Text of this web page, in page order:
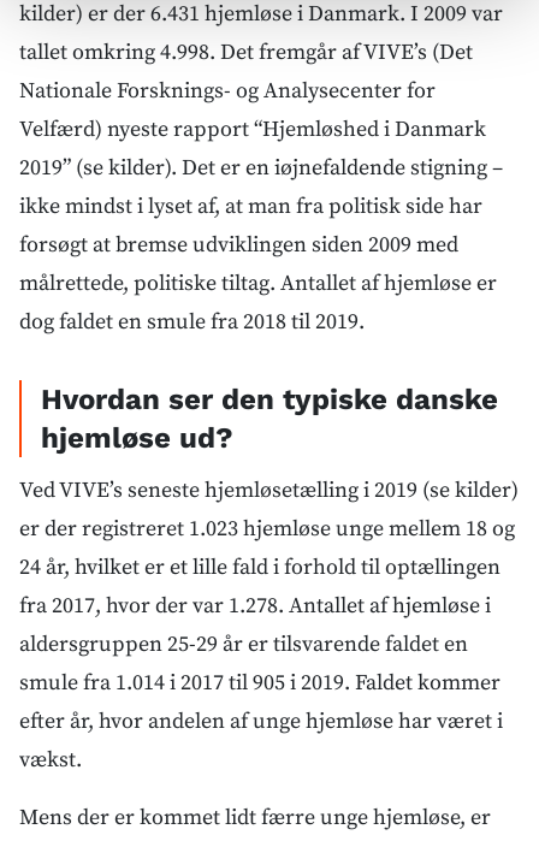
kilder) er der 6.431 hjemløse i Danmark. I 2009 var
tallet omkring 4.998. Det fremgår af VIVE’s (Det
Nationale Forsknings- og Analysecenter for
Velfærd) nyeste rapport “Hjemløshed i Danmark
2019” (se kilder). Det er en iøjnefaldende stigning –
ikke mindst i lyset af, at man fra politisk side har
forsøgt at bremse udviklingen siden 2009 med
målrettede, politiske tiltag. Antallet af hjemløse er
dog faldet en smule fra 2018 til 2019.
Hvordan ser den typiske danske
hjemløse ud?
Ved VIVE’s seneste hjemløsetælling i 2019 (se kilder)
er der registreret 1.023 hjemløse unge mellem 18 og
24 år, hvilket er et lille fald i forhold til optællingen
fra 2017, hvor der var 1.278. Antallet af hjemløse i
aldersgruppen 25-29 år er tilsvarende faldet en
smule fra 1.014 i 2017 til 905 i 2019. Faldet kommer
efter år, hvor andelen af unge hjemløse har været i
vækst.
Mens der er kommet lidt færre unge hjemløse, er